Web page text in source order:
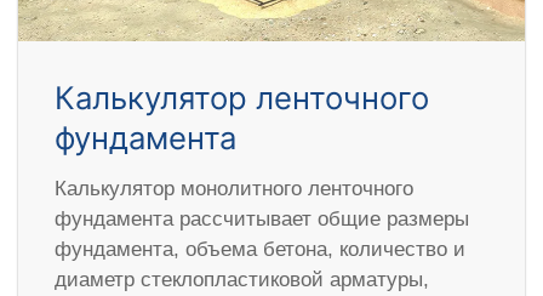
Калькулятор ленточного
фундамента
Калькулятор монолитного ленточного
фундамента рассчитывает общие размеры
фундамента, объема бетона, количество и
диаметр стеклопластиковой арматуры,